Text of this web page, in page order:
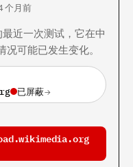
个月前
近一次测试，它在中
可能已发生变化。
已屏蔽→